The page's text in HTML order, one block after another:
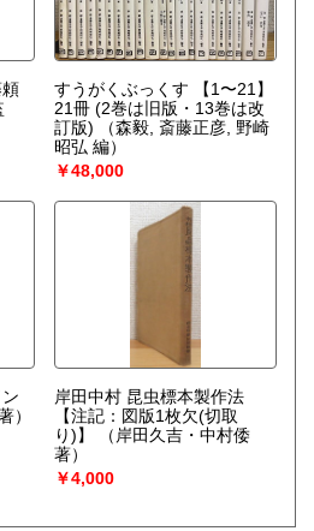
頼
すうがくぶっくす 【1〜21】
21冊 (2巻は旧版・13巻は改
訂版)
（森毅, 斎藤正彦, 野崎
昭弘 編）
￥48,000
）
岸田中村 昆虫標本製作法
【注記：図版1枚欠(切取
り)】
（岸田久吉・中村倭
著）
￥4,000